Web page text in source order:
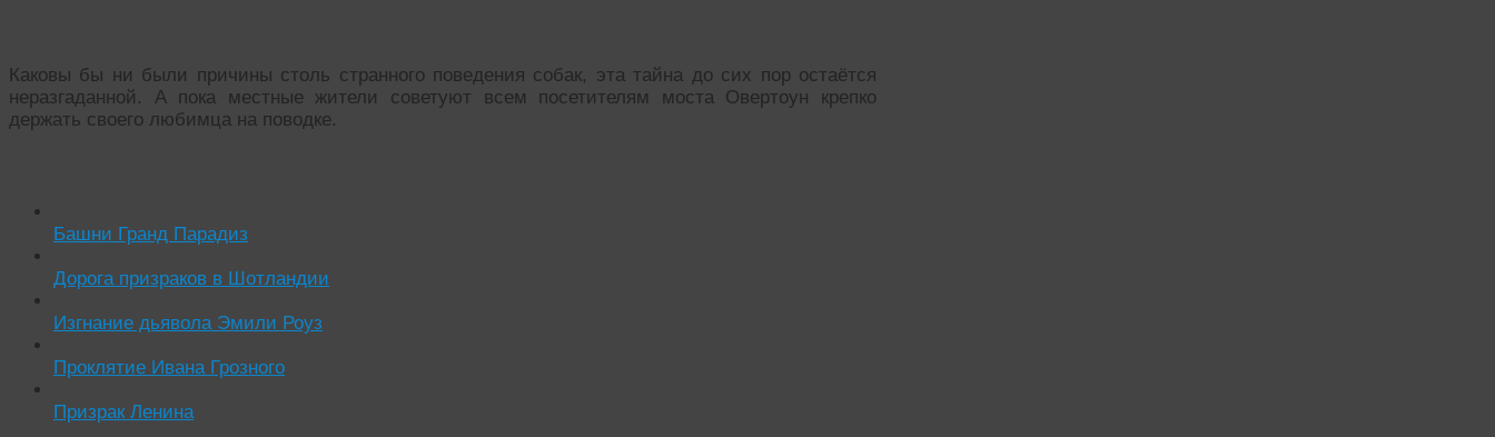
Каковы бы ни были причины столь странного поведения собак, эта тайна до сих пор остаётся
неразгаданной. А пока местные жители советуют всем посетителям моста Овертоун крепко
держать своего любимца на поводке.
Башни Гранд Парадиз
Дорога призраков в Шотландии
Изгнание дьявола Эмили Роуз
Проклятие Ивана Грозного
Призрак Ленина